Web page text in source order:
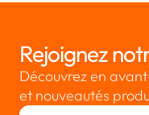
Rejoignez
Découvrez en
et nouveautés